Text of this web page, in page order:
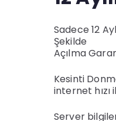
Sadece 12
Şekilde
Açılma
Kesinti
internet
Server